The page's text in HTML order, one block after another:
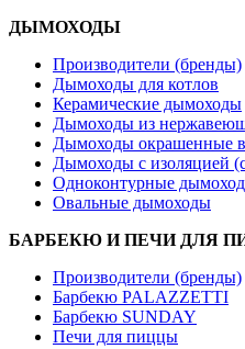
ДЫМОХОДЫ
Производители (бренды)
Дымоходы для котлов
Керамические дымоходы
Дымоходы из
Дымоходы окрашенные в
Дымоходы с изоляцией
Одноконтурные
Овальные дымоходы
БАРБЕКЮ И ПЕЧИ ДЛЯ
Производители (бренды)
Барбекю PALAZZETTI
Барбекю SUNDAY
Печи для пиццы